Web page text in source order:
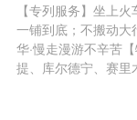
【专列服务】坐上
一铺到底；不搬动大
华·慢走漫游不辛苦
提、库尔德宁、赛